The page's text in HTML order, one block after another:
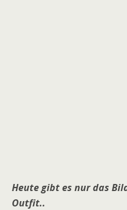
Heute gibt es nur das
Outfit..